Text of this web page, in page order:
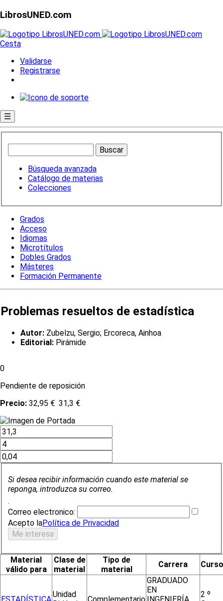
LibrosUNED.com
Cesta
Validarse
Registrarse
☰
Búsqueda avanzada
Catálogo de materias
Colecciones
Grados
Acceso
Idiomas
Microtítulos
Dobles Grados
Másteres
Formación Permanente
Problemas resueltos de estadística
Autor: Zubelzu, Sergio; Ercoreca, Ainhoa
Editorial: Pirámide
0
Pendiente de reposición
Precio: 32,95 € 31,3 €
Si desea recibir información cuando este material se
reponga, introduzca su correo.
.
Correo electronico:
Acepto laPolítica de Privacidad
Material
válido para
Clase de
material
Tipo de
material
Carrera Curso
ESTADÍSTICA
Unidad
Complementario
GRADUADO
EN
INGENIERÍA
2 º